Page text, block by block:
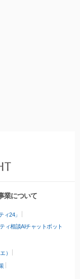
業について
24」
ィ相談AIチャットボット
）